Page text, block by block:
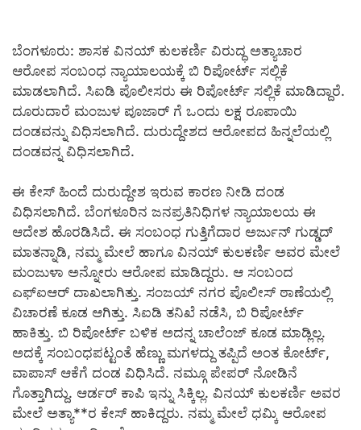
ಬೆಂಗಳೂರು: ಶಾಸಕ ವಿನಯ್ ಕುಲಕರ್ಣಿ ವಿರುದ್ಧ ಅತ್ಯಾಚಾರ
ಆರೋಪ ಸಂಬಂಧ ನ್ಯಾಯಾಲಯಕ್ಕೆ ಬಿ ರಿಪೋರ್ಟ್ ಸಲ್ಲಿಕೆ
ಮಾಡಲಾಗಿದೆ. ಸಿಐಡಿ ಪೊಲೀಸರು ಈ ರಿಪೋರ್ಟ್ ಸಲ್ಲಿಕೆ ಮಾಡಿದ್ದಾರೆ.
ದೂರುದಾರೆ ಮಂಜುಳ ಪೂಜಾರ್ ಗೆ ಒಂದು ಲಕ್ಷ ರೂಪಾಯಿ
ದಂಡವನ್ನು ವಿಧಿಸಲಾಗಿದೆ. ದುರುದ್ದೇಶದ ಆರೋಪದ ಹಿನ್ನಲೆಯಲ್ಲಿ
ದಂಡವನ್ನ ವಿಧಿಸಲಾಗಿದೆ.
ಈ ಕೇಸ್ ಹಿಂದೆ ದುರುದ್ದೇಶ ಇರುವ ಕಾರಣ ನೀಡಿ ದಂಡ
ವಿಧಿಸಲಾಗಿದೆ. ಬೆಂಗಳೂರಿನ ಜನಪ್ರತಿನಿಧಿಗಳ ನ್ಯಾಯಾಲಯ ಈ
ಆದೇಶ ಹೊರಡಿಸಿದೆ. ಈ ಸಂಬಂಧ ಗುತ್ತಿಗೆದಾರ ಅರ್ಜುನ್ ಗುಡ್ಡದ್
ಮಾತನ್ನಾಡಿ, ನಮ್ಮ ಮೇಲೆ ಹಾಗೂ ವಿನಯ್ ಕುಲಕರ್ಣಿ ಅವರ ಮೇಲೆ
ಮಂಜುಳಾ ಅನ್ನೋರು ಆರೋಪ ಮಾಡಿದ್ದರು. ಆ ಸಂಬಂದ
ಎಫ್ಐಆರ್ ದಾಖಲಾಗಿತ್ತು. ಸಂಜಯ್ ನಗರ ಪೊಲೀಸ್ ಠಾಣೆಯಲ್ಲಿ
ವಿಚಾರಣೆ ಕೂಡ ಆಗಿತ್ತು. ಸಿಐಡಿ ತನಿಖೆ ನಡೆಸಿ, ಬಿ ರಿಪೋರ್ಟ್
ಹಾಕಿತ್ತು. ಬಿ ರಿಪೋರ್ಟ್ ಬಳಿಕ ಅದನ್ನ ಚಾಲೆಂಜ್ ಕೂಡ ಮಾಡ್ಲಿಲ್ಲ.
ಅದಕ್ಕೆ ಸಂಬಂಧಪಟ್ಟಂತೆ ಹೆಣ್ಣು ಮಗಳದ್ದು ತಪ್ಪಿದೆ ಅಂತ ಕೋರ್ಟ್,
ವಾಪಾಸ್ ಆಕೆಗೆ ದಂಡ ವಿಧಿಸಿದೆ. ನಮ್ಗೂ ಪೇಪರ್ ನೋಡಿನೆ
ಗೊತ್ತಾಗಿದ್ದು‌. ಆರ್ಡರ್ ಕಾಪಿ ಇನ್ನು ಸಿಕ್ಕಿಲ್ಲ. ವಿನಯ್ ಕುಲಕರ್ಣಿ ಅವರ
ಮೇಲೆ ಅತ್ಯಾ**ರ ಕೇಸ್ ಹಾಕಿದ್ದರು. ನಮ್ಮ ಮೇಲೆ ಧಮ್ಕಿ ಆರೋಪ